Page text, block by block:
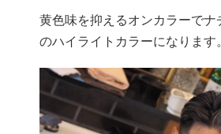
黄色味を抑えるオンカラーでナ
のハイライトカラーになります